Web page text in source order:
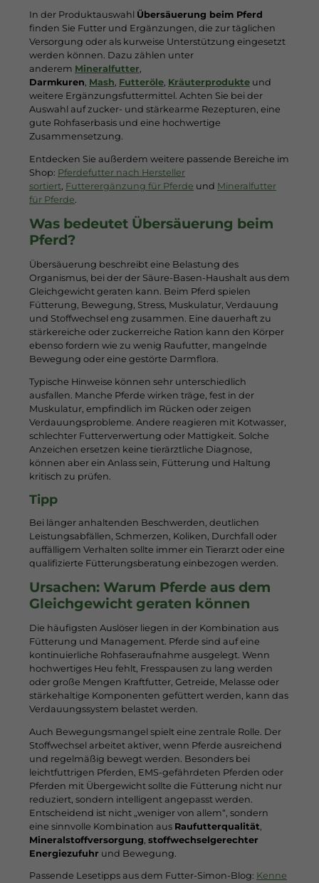
In der Produktauswahl Übersäuerung beim Pferd
finden Sie Futter und Ergänzungen, die zur täglichen
Versorgung oder als kurweise Unterstützung eingesetzt
werden können. Dazu zählen unter
anderem Mineralfutter,
Darmkuren, Mash, Futteröle, Kräuterprodukte und
weitere Ergänzungsfuttermittel. Achten Sie bei der
Auswahl auf zucker- und stärkearme Rezepturen, eine
gute Rohfaserbasis und eine hochwertige
Zusammensetzung.
Entdecken Sie außerdem weitere passende Bereiche im
Shop: Pferdefutter nach Hersteller
sortiert, Futterergänzung für Pferde und Mineralfutter
für Pferde.
Was bedeutet Übersäuerung beim
Pferd?
Übersäuerung beschreibt eine Belastung des
Organismus, bei der der Säure-Basen-Haushalt aus dem
Gleichgewicht geraten kann. Beim Pferd spielen
Fütterung, Bewegung, Stress, Muskulatur, Verdauung
und Stoffwechsel eng zusammen. Eine dauerhaft zu
stärkereiche oder zuckerreiche Ration kann den Körper
ebenso fordern wie zu wenig Raufutter, mangelnde
Bewegung oder eine gestörte Darmflora.
Typische Hinweise können sehr unterschiedlich
ausfallen. Manche Pferde wirken träge, fest in der
Muskulatur, empfindlich im Rücken oder zeigen
Verdauungsprobleme. Andere reagieren mit Kotwasser,
schlechter Futterverwertung oder Mattigkeit. Solche
Anzeichen ersetzen keine tierärztliche Diagnose,
können aber ein Anlass sein, Fütterung und Haltung
kritisch zu prüfen.
Tipp
Bei länger anhaltenden Beschwerden, deutlichen
Leistungsabfällen, Schmerzen, Koliken, Durchfall oder
auffälligem Verhalten sollte immer ein Tierarzt oder eine
qualifizierte Fütterungsberatung einbezogen werden.
Ursachen: Warum Pferde aus dem
Gleichgewicht geraten können
Die häufigsten Auslöser liegen in der Kombination aus
Fütterung und Management. Pferde sind auf eine
kontinuierliche Rohfaseraufnahme ausgelegt. Wenn
hochwertiges Heu fehlt, Fresspausen zu lang werden
oder große Mengen Kraftfutter, Getreide, Melasse oder
stärkehaltige Komponenten gefüttert werden, kann das
Verdauungssystem belastet werden.
Auch Bewegungsmangel spielt eine zentrale Rolle. Der
Stoffwechsel arbeitet aktiver, wenn Pferde ausreichend
und regelmäßig bewegt werden. Besonders bei
leichtfuttrigen Pferden, EMS-gefährdeten Pferden oder
Pferden mit Übergewicht sollte die Fütterung nicht nur
reduziert, sondern intelligent angepasst werden.
Entscheidend ist nicht „weniger von allem“, sondern
eine sinnvolle Kombination aus Raufutterqualität
Mineralstoffversorgung stoffwechselgerechter
Energiezufuhr und Bewegung.
Passende Lesetipps aus dem Futter-Simon-Blog: Kenne